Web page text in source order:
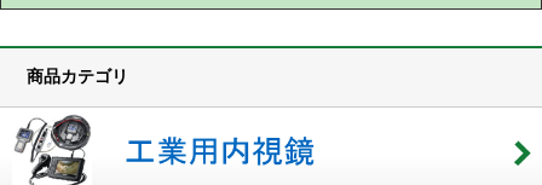
商品カテゴリ